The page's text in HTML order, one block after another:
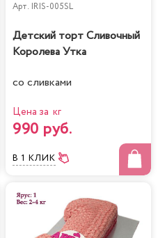
Арт. IRIS-005SL
Детский торт Сливочный
Королева Утка
со сливками
Цена за кг
990 руб.
В 1 КЛИК